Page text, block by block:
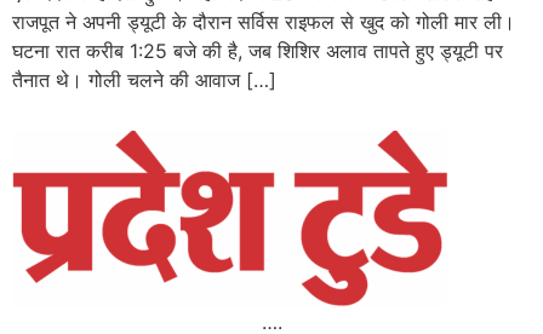
राजपूत ने अपनी ड्यूटी के दौरान सर्विस राइफल से खुद को गोली मार ली।
घटना रात करीब 1:25 बजे की है, जब शिशिर अलाव तापते हुए ड्यूटी पर
तैनात थे। गोली चलने की आवाज […]
….